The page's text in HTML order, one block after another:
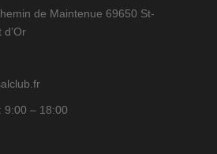
de Maintenue 69650 St-
9:00 – 18:00